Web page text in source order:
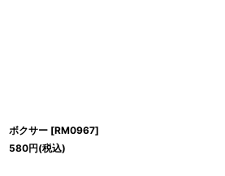
ボクサー [RM0967]
580円(税込)